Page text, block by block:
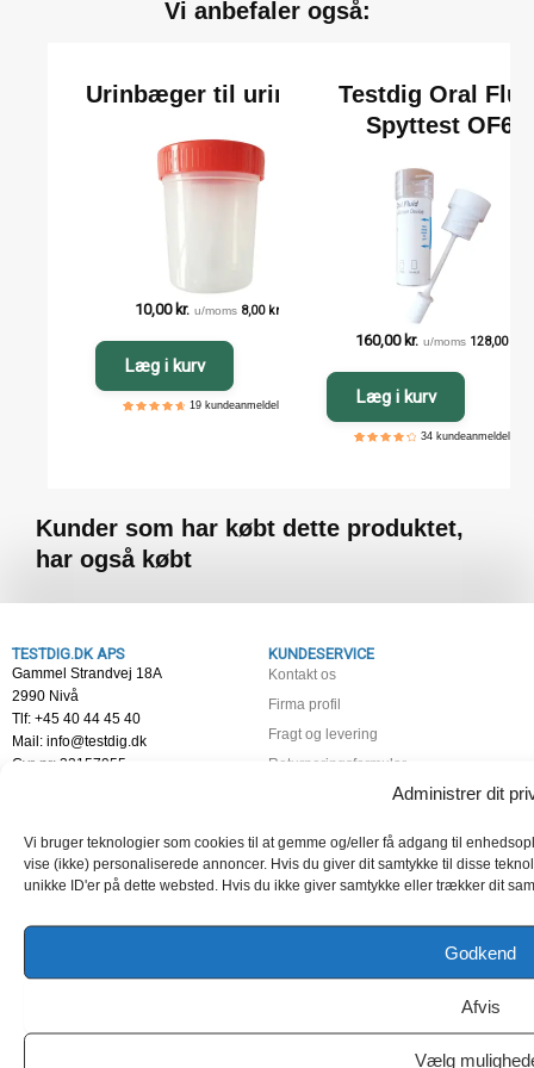
Administrer dit
Vi bruger teknologier som cookies til at gemme og/eller få adgang til
vise (ikke) personaliserede annoncer. Hvis du giver dit samtykke til disse
unikke ID'er på dette websted. Hvis du ikke giver samtykke eller trækker dit
Godkend
Afvis
Vælg
Vi anbefaler også:
Urinbæger til urintest
10,00 kr. u/moms 8,00 kr.
Læg i kurv
19kundeanmeldelser
Testdig Oral
Spyttest OF6
160,00 kr. u/moms 128,00
Læg i kurv
34kundeanmeldelser
Kunder som har købt dette produktet,
har også købt
TESTDIG.DK APS
Gammel Strandvej 18A
2990 Nivå
Tlf: +45 40 44 45 40
Mail: info@testdig.dk
Cvr-nr: 32157955
KUNDESERVICE
Kontakt os
Firma profil
Fragt og levering
Returneringsformular
Handelsbetingelser
Persondatapolitik
Cookiepolitik (EU)
Vælg det rigtige alkometer
Fire typer alkometre
Kalibrering af pulsoximeter
Alkoholmåling i udåndingsluften
Gode råd ved blodtryksmåling